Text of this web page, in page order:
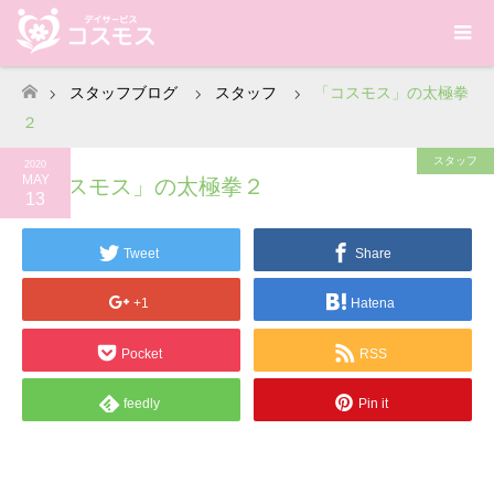
ホーム
スタッフブログ スタッフ
「コスモス」の太極拳
２
2020
MAY
13
スタッフ
「コスモス」の太極拳２
Tweet Share
+1 Hatena
Pocket RSS
feedly Pin it